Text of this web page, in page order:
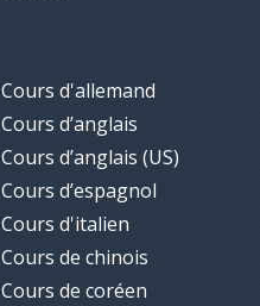
Cours d'allemand
Cours d’anglais
Cours d’anglais (US)
Cours d’espagnol
Cours d'italien
Cours de chinois
Cours de coréen